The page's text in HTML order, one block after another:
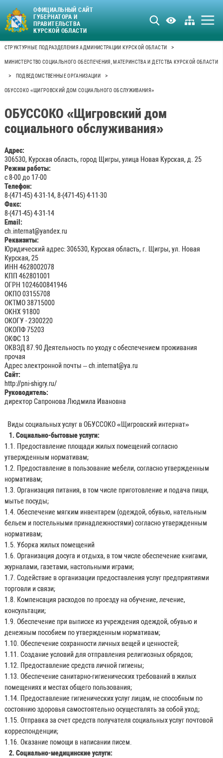
ОФИЦИАЛЬНЫЙ САЙТ
ГУБЕРНАТОРА И
ПРАВИТЕЛЬСТВА
КУРСКОЙ ОБЛАСТИ
СТРУКТУРНЫЕ ПОДРАЗДЕЛЕНИЯ АДМИНИСТРАЦИИ КУРСКОЙ ОБЛАСТИ >
МИНИСТЕРСТВО СОЦИАЛЬНОГО ОБЕСПЕЧЕНИЯ, МАТЕРИНСТВА И ДЕТСТВА КУРСКОЙ ОБЛАСТИ
> ПОДВЕДОМСТВЕННЫЕ ОРГАНИЗАЦИИ >
ОБУССОКО «ЩИГРОВСКИЙ ДОМ СОЦИАЛЬНОГО ОБСЛУЖИВАНИЯ»
ОБУССОКО «Щигровский дом
социального обслуживания»
Адрес:
306530, Курская область, город Щигры, улица Новая Курская, д. 25
Режим работы:
с 8-00 до 17-00
Телефон:
8-(471-45) 4-31-14, 8-(471-45) 4-11-30
Факс:
8-(471-45) 4-31-14
Email:
ch.internat@yandex.ru
Реквизиты:
Юридический адрес: 306530, Курская область, г. Щигры, ул. Новая
Курская, 25
ИНН 4628002078
КПП 462801001
ОГРН 1024600841946
ОКПО 03155708
ОКТМО 38715000
ОКНХ 91800
ОКОГУ - 2300220
ОКОПФ 75203
ОКФС 13
ОКВЭД 87.90 Деятельность по уходу с обеспечением проживания
прочая
Адрес электронной почты –ch.internat@ya.ru
Сайт:
http://pni-shigry.ru/
Руководитель:
директор Сапронова Людмила Ивановна
Виды социальных услуг в ОБУССОКО «Щигровский интернат»
1. Социально-бытовые услуги:
1.1. Предоставление площади жилых помещений согласно
утвержденным нормативам;
1.2. Предоставление в пользование мебели, согласно утвержденным
нормативам;
1.3. Организация питания, в том числе приготовление и подача пищи,
мытье посуды;
1.4. Обеспечение мягким инвентарем (одеждой, обувью, нательным
бельем и постельными принадлежностями) согласно утвержденным
нормативам;
1.5. Уборка жилых помещений
1.6. Организация досуга и отдыха, в том числе обеспечение книгами,
журналами, газетами, настольными играми;
1.7. Содействие в организации предоставления услуг предприятиями
торговли и связи;
1.8. Компенсация расходов по проезду на обучение, лечение,
консультации;
1.9. Обеспечение при выписке из учреждения одеждой, обувью и
денежным пособием по утвержденным нормативам;
1.10. Обеспечение сохранности личных вещей и ценностей;
1.11. Создание условий для отправления религиозных обрядов;
1.12. Предоставление средств личной гигиены;
1.13. Обеспечение санитарно-гигиенических требований в жилых
помещениях и местах общего пользования;
1.14. Предоставление гигиенических услуг лицам, не способным по
состоянию здоровья самостоятельно осуществлять за собой уход;
1.15. Отправка за счет средств получателя социальных услуг почтовой
корреспонденции;
1.16. Оказание помощи в написании писем.
2. Социально-медицинские услуги: